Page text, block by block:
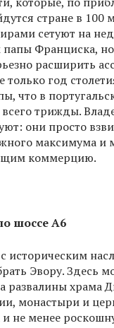
стране в 100
сетуют на
Франциска,
расширить
только год
что в
всего трижды.
они просто
максимума и
коммерцию.
шоссе А6
историческим
Эвору. Здесь
развалины храма
монастыри и
и не менее